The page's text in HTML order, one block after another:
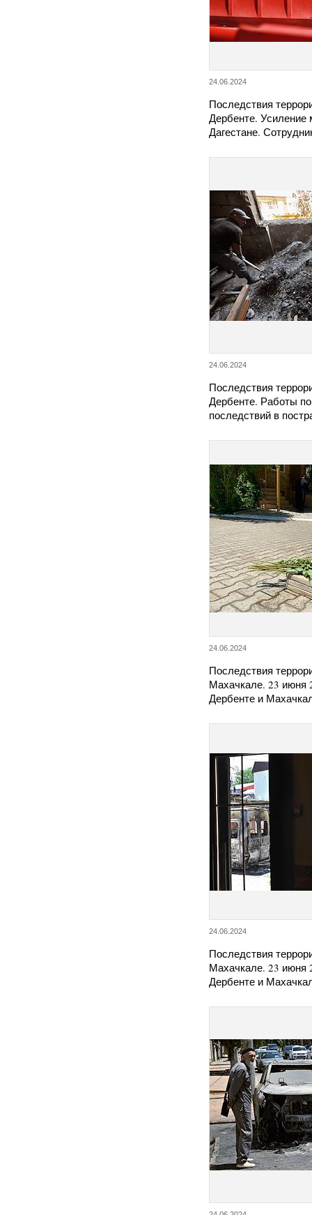
24.06.2024
Последствия
Дербенте. Усиление
Дагестане.
24.06.2024
Последствия
Дербенте. Работы
последствий в
24.06.2024
Последствия
Махачкале. 23 июня
Дербенте и
24.06.2024
Последствия
Махачкале. 23 июня
Дербенте и